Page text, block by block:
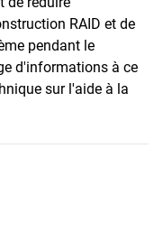
RAID et de
pendant le
d'informations à ce
sur l'aide à la